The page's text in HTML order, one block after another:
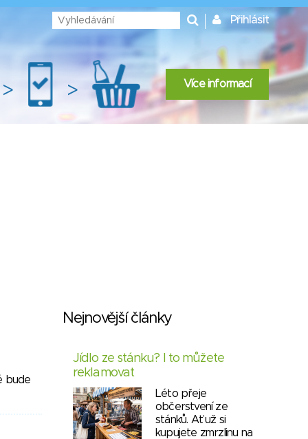
Přihlásit
> > Více informací
bude
Nejnovější články
Jídlo ze stánku? I to můžete
reklamovat
Léto přeje
občerstvení ze
stánků. Ať už si
kupujete zmrzlinu na